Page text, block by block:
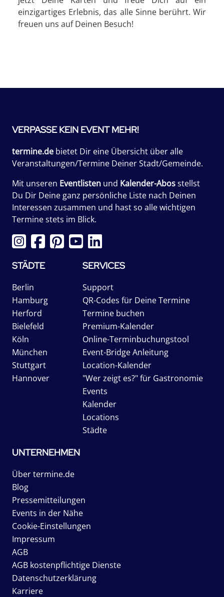
einzigartiges Erlebnis, das alle Sinne berührt. Wir
freuen uns auf Deinen Besuch!
VERPASSE KEIN EVENT MEHR!
termine.de bietet Dir eine Übersicht über alle
Veranstaltungen/Termine Deiner Stadt/Gemeinde.
Mit unseren Eventlisten und Kalender-Abosstellst
Du Dir Deine ganz persönliche Liste nach Deinen
Interessen zusammen und hast so alle wichtigen
Termine stets im Blick.
STÄDTE
Berlin
Hamburg
Herford
Bielefeld
Köln
München
Stuttgart
Hannover
SERVICES
Support
QR-Codes für Deine Termine
Termine buchen
Premium-Kalender
Online-Terminbuchungstool
Event-Bridge Anleitung
Location-Kalender
"Wer zeigt es?" für Gastronomie
Events
Kalender
Locations
Städte
UNTERNEHMEN
Über termine.de
Blog
Pressemitteilungen
Events in der Nähe
Cookie-Einstellungen
Impressum
AGB
AGB kostenpflichtige Dienste
Datenschutzerklärung
Karriere